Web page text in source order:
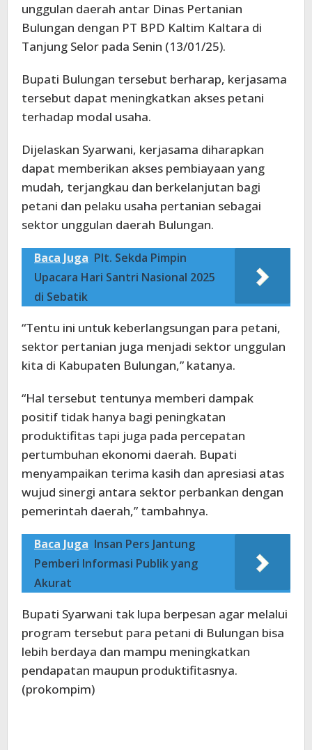
unggulan daerah antar Dinas Pertanian
Bulungan dengan PT BPD Kaltim Kaltara di
Tanjung Selor pada Senin (13/01/25).
Bupati Bulungan tersebut berharap, kerjasama
tersebut dapat meningkatkan akses petani
terhadap modal usaha.
Dijelaskan Syarwani, kerjasama diharapkan
dapat memberikan akses pembiayaan yang
mudah, terjangkau dan berkelanjutan bagi
petani dan pelaku usaha pertanian sebagai
sektor unggulan daerah Bulungan.
Baca Juga Plt. Sekda Pimpin
Upacara Hari Santri Nasional 2025
di Sebatik
“Tentu ini untuk keberlangsungan para petani,
sektor pertanian juga menjadi sektor unggulan
kita di Kabupaten Bulungan,” katanya.
“Hal tersebut tentunya memberi dampak
positif tidak hanya bagi peningkatan
produktifitas tapi juga pada percepatan
pertumbuhan ekonomi daerah. Bupati
menyampaikan terima kasih dan apresiasi atas
wujud sinergi antara sektor perbankan dengan
pemerintah daerah,” tambahnya.
Baca Juga Insan Pers Jantung
Pemberi Informasi Publik yang
Akurat
Bupati Syarwani tak lupa berpesan agar melalui
program tersebut para petani di Bulungan bisa
lebih berdaya dan mampu meningkatkan
pendapatan maupun produktifitasnya.
(prokompim)